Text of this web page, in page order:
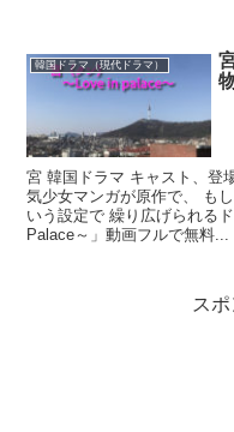
韓国ドラマ（現代ドラマ）
宮 韓国ドラマ キャスト、登
気少女マンガが原作で、 も
いう設定で 繰り広げられる
Palace～」動画フルで無料...
ス